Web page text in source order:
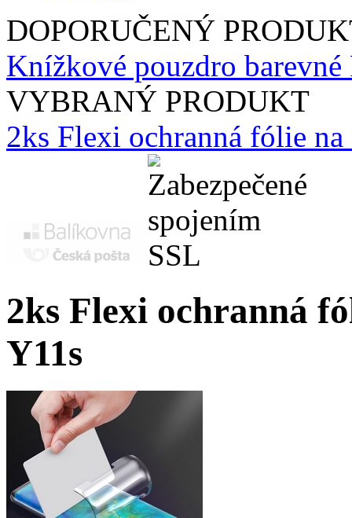
DOPORUČENÝ
Knížkové pouzdro
VYBRANÝ PRODUKT
2ks Flexi ochranná fólie
2ks Flexi ochranná
Y11s